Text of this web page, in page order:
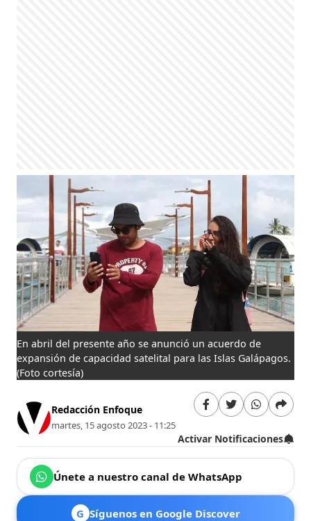
En abril del presente año se anunció un acuerdo de
expansión de capacidad satelital para las Islas Galápagos.
(Foto cortesía)
Redacción Enfoque
martes, 15 agosto 2023 - 11:25
Activar Notificaciones
Únete a nuestro canal de WhatsApp
G Síguenos en Google Discover